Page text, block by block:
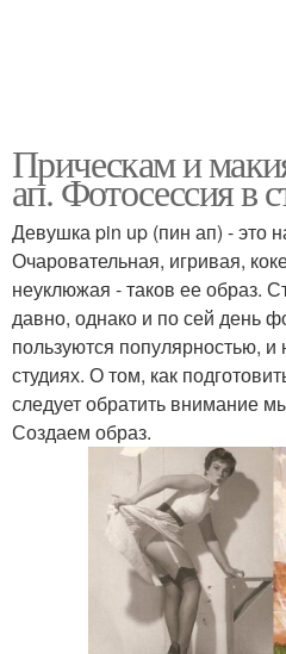
Прическам и
ап. Фотосессия в
Девушка pin up (пин ап) - это
Очаровательная, игривая,
неуклюжая - таков ее образ.
давно, однако и по сей день
пользуются популярностью, и
студиях. О том, как
следует обратить внимание
Создаем образ.